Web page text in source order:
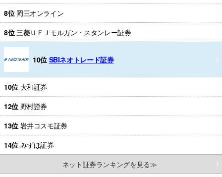
8位 岡三オンライン
8位 三菱ＵＦＪモルガン・スタンレー証券
10位 SBIネオトレード証券
10位 大和証券
12位 野村證券
13位 岩井コスモ証券
14位 みずほ証券
ネット証券ランキングを見る≫